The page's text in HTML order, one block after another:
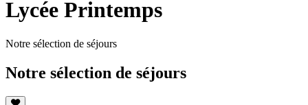
Lycée Printemps
Notre sélection de séjours
Notre sélection de séjours